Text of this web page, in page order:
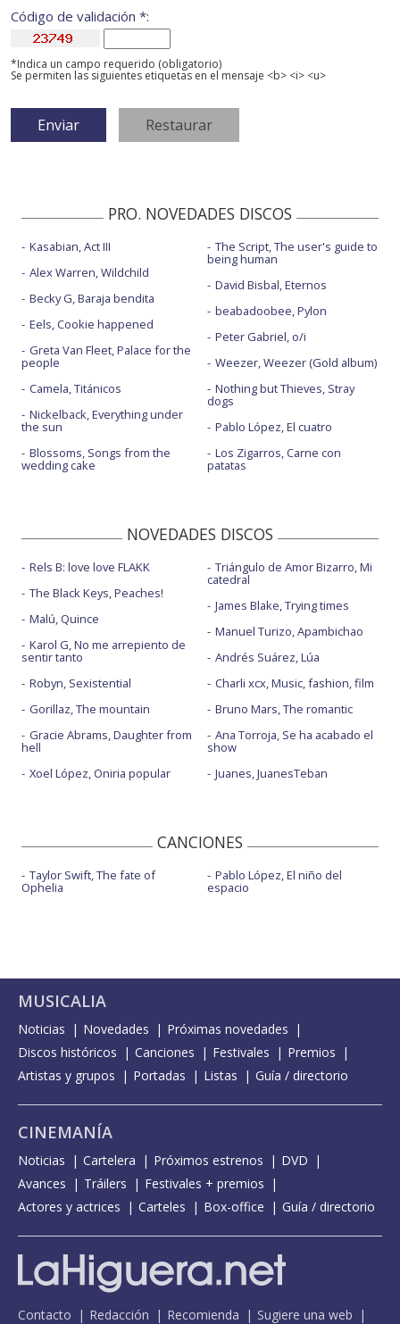
Código de validación *:
*Indica un campo requerido (obligatorio)
Se permiten las siguientes etiquetas en el mensaje <b> <i> <u>
PRO. NOVEDADES DISCOS
Kasabian, Act III
Alex Warren, Wildchild
Becky G, Baraja bendita
Eels, Cookie happened
Greta Van Fleet, Palace for the
people
Camela, Titánicos
Nickelback, Everything under
the sun
Blossoms, Songs from the
wedding cake
The Script, The user's guide to
being human
David Bisbal, Eternos
beabadoobee, Pylon
Peter Gabriel, o/i
Weezer, Weezer (Gold album)
Nothing but Thieves, Stray
dogs
Pablo López, El cuatro
Los Zigarros, Carne con
patatas
NOVEDADES DISCOS
Rels B: love love FLAKK
The Black Keys, Peaches!
Malú, Quince
Karol G, No me arrepiento de
sentir tanto
Robyn, Sexistential
Gorillaz, The mountain
Gracie Abrams, Daughter from
hell
Xoel López, Oniria popular
Triángulo de Amor Bizarro, Mi
catedral
James Blake, Trying times
Manuel Turizo, Apambichao
Andrés Suárez, Lúa
Charli xcx, Music, fashion, film
Bruno Mars, The romantic
Ana Torroja, Se ha acabado el
show
Juanes, JuanesTeban
CANCIONES
Taylor Swift, The fate of
Ophelia
Pablo López, El niño del
espacio
MUSICALIA
Noticias Novedades
Próximas novedades
Discos históricos
Canciones Festivales
Premios
Artistas y grupos
Portadas Listas Guía / directorio
CINEMANÍA
Noticias Cartelera Próximos estrenos
DVD
Avances
Tráilers
Festivales + premios
Actores y actrices
Carteles Box-office Guía / directorio
Contacto Redacción Recomienda Sugiere una web